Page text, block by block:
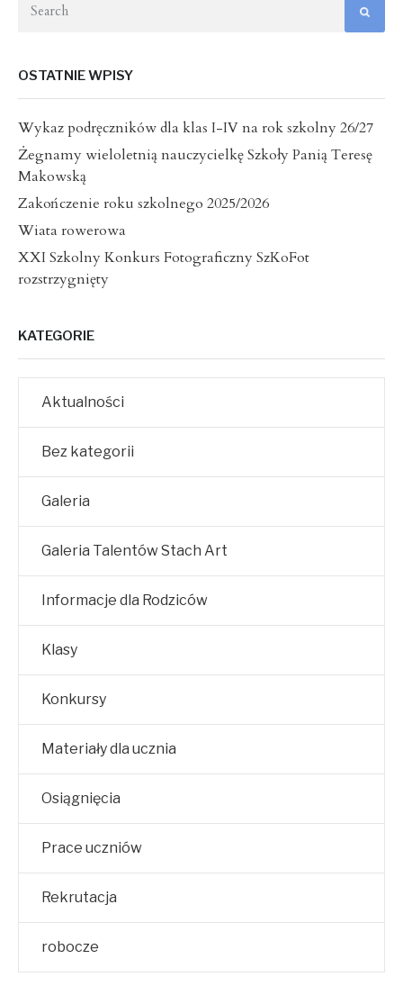
OSTATNIE WPISY
Wykaz podręczników dla klas I-IV na rok szkolny 26/27
Żegnamy wieloletnią nauczycielkę Szkoły Panią Teresę
Makowską
Zakończenie roku szkolnego 2025/2026
Wiata rowerowa
XXI Szkolny Konkurs Fotograficzny SzKoFot
rozstrzygnięty
KATEGORIE
Aktualności
Bez kategorii
Galeria
Galeria Talentów Stach Art
Informacje dla Rodziców
Klasy
Konkursy
Materiały dla ucznia
Osiągnięcia
Prace uczniów
Rekrutacja
robocze